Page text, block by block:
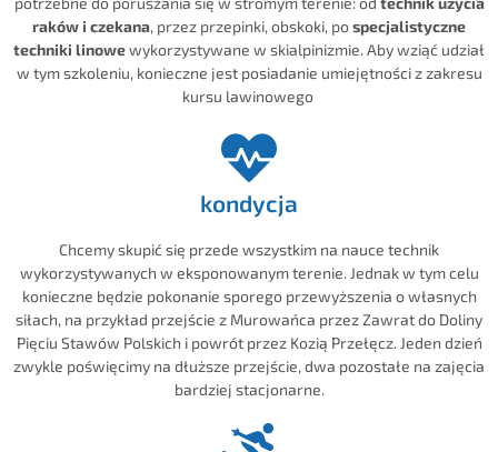
raków i czekana, przez przepinki, obskoki, pospecjalistyczne
techniki linowewykorzystywane w skialpinizmie. Aby wziąć udział
w tym szkoleniu, konieczne jest posiadanie umiejętności z zakresu
kursu lawinowego
kondycja
Chcemy skupić się przede wszystkim na nauce technik
wykorzystywanych w eksponowanym terenie. Jednak w tym celu
konieczne będzie pokonanie sporego przewyższenia o własnych
siłach, na przykład przejście z Murowańca przez Zawrat do Doliny
Pięciu Stawów Polskich i powrót przez Kozią Przełęcz. Jeden dzień
zwykle poświęcimy na dłuższe przejście, dwa pozostałe na zajęcia
bardziej stacjonarne.